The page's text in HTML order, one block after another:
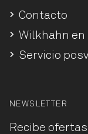
Contacto
Wilkhahn
Servicio
NEWSLETTER
Recibe